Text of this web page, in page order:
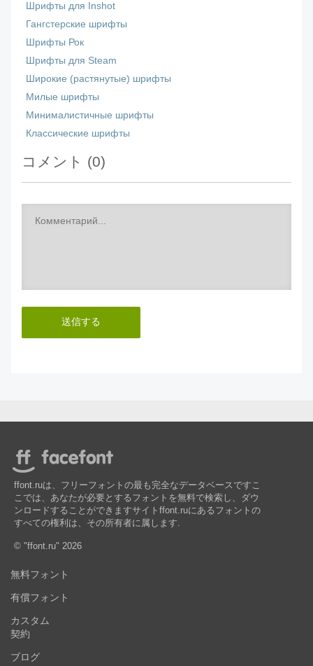
Шрифты для Inshot
Гангстерские шрифты
Шрифты Рок
Шрифты для Steam
Широкие (растянутые) шрифты
Милые шрифты
Минималистичные шрифты
Классические шрифты
コメント (0)
送信する
ffont.ruは、フリーフォントの最も完全なデータベースですこ
こでは、あなたが必要とするフォントを無料で検索し、ダウ
ンロードすることができますサイトffont.ruにあるフォントの
すべての権利は、その所有者に属します.
© "ffont.ru" 2026
無料フォント
有償フォント
カスタム
契約
ブログ